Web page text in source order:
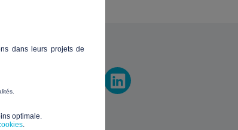
dans leurs projets de
optimale.​
.